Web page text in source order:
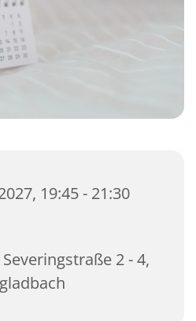
19:45 - 21:30
2 - 4,